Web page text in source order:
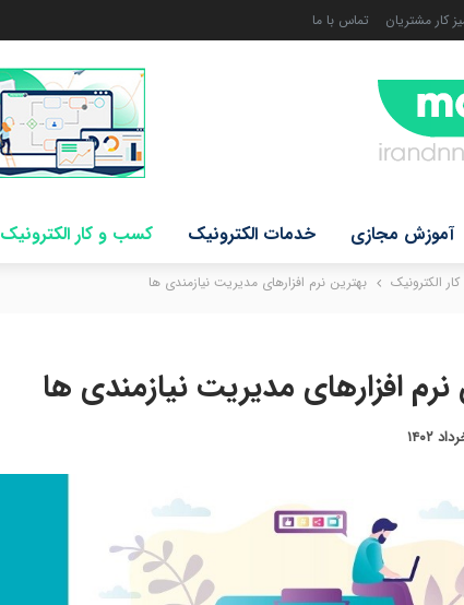
کار مشتریان تماس با ما
آموزش مجازی خدمات الکترونیک کسب و کار الکترونیک
الکترونیک بهترین نرم افزارهای مدیریت نیازمندی ها
نرم افزارهای مدیریت نیازمندی ها